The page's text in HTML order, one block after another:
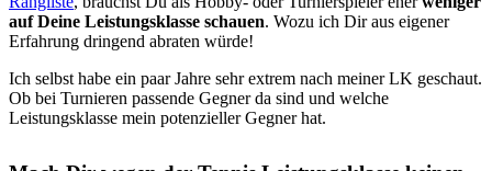
auf Deine Leistungsklasse schauen. Wozu ich Dir aus eigener
Erfahrung dringend abraten würde!
Ich selbst habe ein paar Jahre sehr extrem nach meiner LK geschaut.
Ob bei Turnieren passende Gegner da sind und welche
Leistungsklasse mein potenzieller Gegner hat.